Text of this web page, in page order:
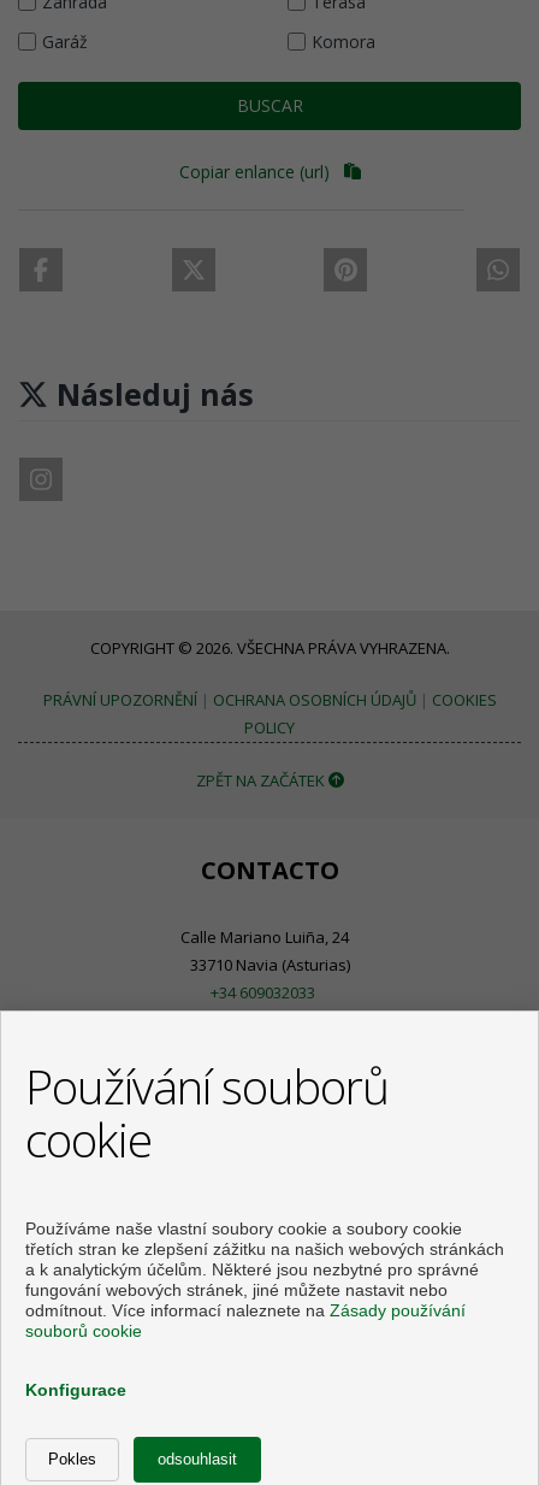
Garáž
Komora
BUSCAR
Copiar enlance (url)
Následuj nás
COPYRIGHT © 2026. VŠECHNA PRÁVA VYHRAZENA.
PRÁVNÍ UPOZORNĚNÍ| OCHRANA OSOBNÍCH ÚDAJŮ| COOKIES
POLICY
ZPĚT NA ZAČÁTEK
CONTACTO
Calle Mariano Luiña, 24
33710 Navia (Asturias)
+34 609032033
zpracováno
Používání souborů
cookie
Používáme naše vlastní soubory cookie a soubory cookie
třetích stran ke zlepšení zážitku na našich webových stránkách
a k analytickým účelům. Některé jsou nezbytné pro správné
fungování webových stránek, jiné můžete nastavit nebo
odmítnout. Více informací naleznete na Zásady používání
souborů cookie
Konfigurace